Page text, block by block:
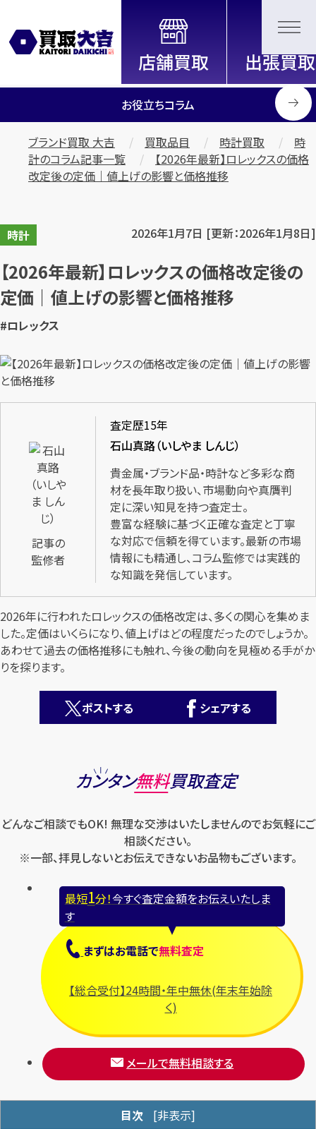
全国2200店舗以上展開中！
信頼と実績の買取専門店「買取大
吉」
最短1 分！今すぐ査定金額をお伝えいたします
まずはお電話で無料査定
【総合受付】24時間・年中無休(年末年始除く)
メールで無料相談する
お役立ちコラム
ブランド買取 大吉 買取品目 時計買取
時
計のコラム記事一覧
【2026年最新】ロレックスの価格
改定後の定価｜値上げの影響と価格推移
時計 2026年1月7日 [更新：2026年1月8日]
【2026年最新】ロレックスの価格改定後の
定価｜値上げの影響と価格推移
#ロレックス
記事の
監修者
査定歴15年
石山真路（いしやま しんじ）
貴金属・ブランド品・時計など多彩な商
材を長年取り扱い、市場動向や真贋判
定に深い知見を持つ査定士。
豊富な経験に基づく正確な査定と丁寧
な対応で信頼を得ています。最新の市場
情報にも精通し、コラム監修では実践的
な知識を発信しています。
2026年に行われたロレックスの価格改定は、多くの関心を集めま
した。定価はいくらになり、値上げはどの程度だったのでしょうか。
あわせて過去の価格推移にも触れ、今後の動向を見極める手がか
りを探ります。
ポストする シェアする
カンタン無料買取査定
どんなご相談でもOK! 無理な交渉はいたしませんのでお気軽にご
相談ください。
※一部、拝見しないとお伝えできないお品物もございます。
最短1分！今すぐ査定金額をお伝えいたしま
す
まずはお電話で無料査定
【総合受付】24時間・年中無休(年末年始除
く)
メールで無料相談する
目次 [非表示]